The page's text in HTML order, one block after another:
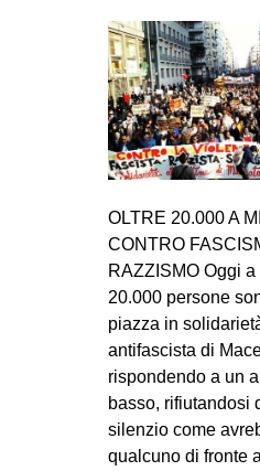
OLTRE 20.000 A
CONTRO
RAZZISMO Oggi
20.000 persone
piazza in
antifascista di
rispondendo a un
basso, rifiutandosi
silenzio come
qualcuno di fronte